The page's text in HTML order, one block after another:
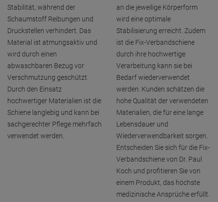
Stabilität, während der
Schaumstoff Reibungen und
Druckstellen verhindert. Das
Material ist atmungsaktiv und
wird durch einen
abwaschbaren Bezug vor
Verschmutzung geschützt.
Durch den Einsatz
hochwertiger Materialien ist die
Schiene langlebig und kann bei
sachgerechter Pflege mehrfach
verwendet werden.
an die jeweilige Körperform
wird eine optimale
Stabilisierung erreicht. Zudem
ist die Fix-Verbandschiene
durch ihre hochwertige
Verarbeitung kann sie bei
Bedarf wiederverwendet
werden. Kunden schätzen die
hohe Qualität der verwendeten
Materialien, die für eine lange
Lebensdauer und
Wiederverwendbarkeit sorgen.
Entscheiden Sie sich für die Fix-
Verbandschiene von Dr. Paul
Koch und profitieren Sie von
einem Produkt, das höchste
medizinische Ansprüche erfüllt.